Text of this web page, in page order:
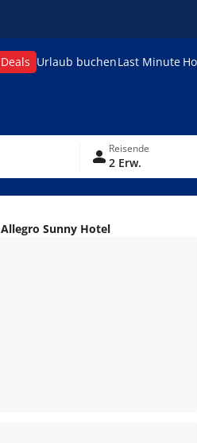
Deals Urlaub buchenLast Minute
Reisende
2 Erw.
Allegro Sunny Hotel